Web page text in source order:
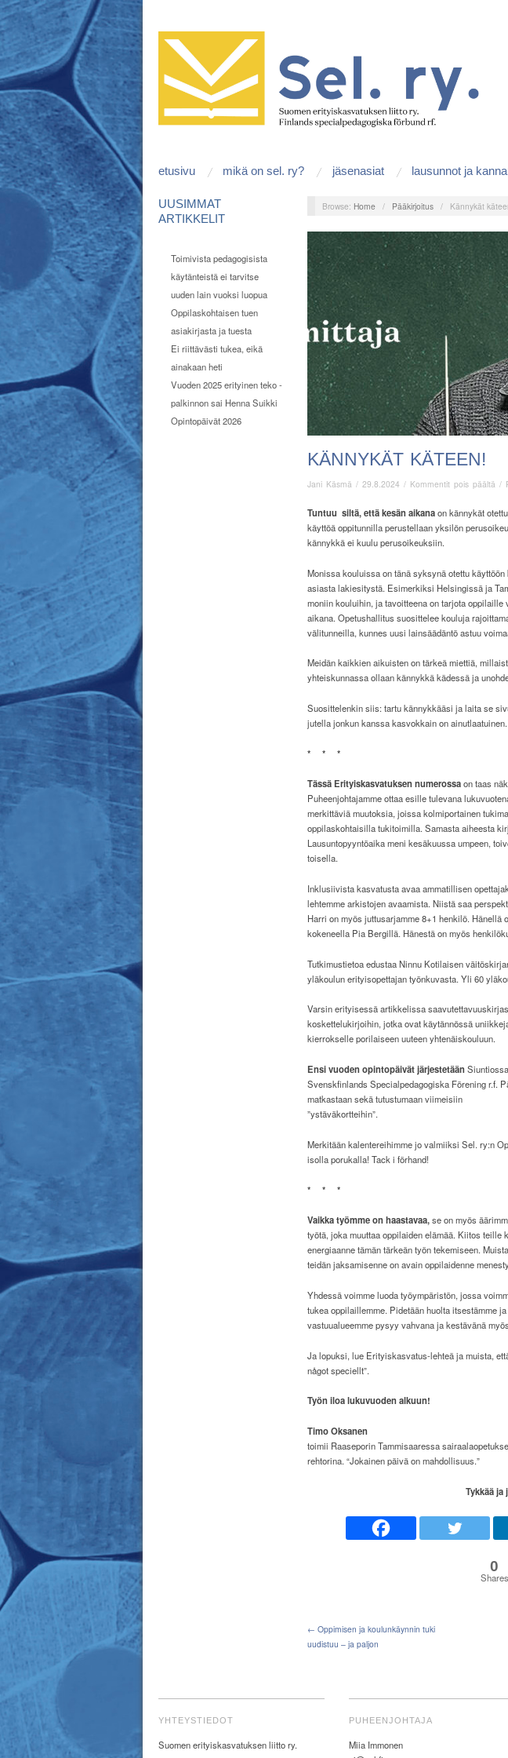
etusivu mikä on sel. ry? jäsenasiat lausunnot ja
UUSIMMAT
ARTIKKELIT
Toimivista pedagogisista
käytänteistä ei tarvitse
uuden lain vuoksi luopua
Oppilaskohtaisen tuen
asiakirjasta ja tuesta
Ei riittävästi tukea, eikä
ainakaan heti
Vuoden 2025 erityinen teko -
palkinnon sai Henna Suikki
Opintopäivät 2026
Browse: Home / Pääkirjoitus / Kännykät
KÄNNYKÄT KÄTEEN!
Jani Käsmä / 29.8.2024 / Kommentit pois päältä /
Tuntuu siltä, että kesän aikanaon kännykät
käyttöä oppitunnilla perustellaan yksilön
kännykkä ei kuulu perusoikeuksiin.
Monissa kouluissa on tänä syksynä otettu
asiasta lakiesitystä. Esimerkiksi Helsingissä ja
moniin kouluihin, ja tavoitteena on tarjota
aikana. Opetushallitus suosittelee kouluja
välitunneilla, kunnes uusi lainsäädäntö astuu
Meidän kaikkien aikuisten on tärkeä miettiä,
yhteiskunnassa ollaan kännykkä kädessä ja
Suosittelenkin siis: tartu kännykkääsi ja laita se
jutella jonkun kanssa kasvokkain on
* * *
Tässä Erityiskasvatuksen numerossaon taas
Puheenjohtajamme ottaa esille tulevana
merkittäviä muutoksia, joissa kolmiportainen
oppilaskohtaisilla tukitoimilla. Samasta aiheesta
Lausuntopyyntöaika meni kesäkuussa umpeen,
toisella.
Inklusiivista kasvatusta avaa ammatillisen
lehtemme arkistojen avaamista. Niistä saa
Harri on myös juttusarjamme 8+1 henkilö. Hänellä
kokeneella Pia Bergillä. Hänestä on myös
Tutkimustietoa edustaa Ninnu Kotilaisen
yläkoulun erityisopettajan työnkuvasta. Yli 60
Varsin erityisessä artikkelissa
koskettelukirjoihin, jotka ovat käytännössä
kierrokselle porilaiseen uuteen yhtenäiskouluun.
Ensi vuoden opintopäivät järjestetään
Svenskfinlands Specialpedagogiska Förening r.f.
matkastaan sekä tutustumaan viimeisiin
”ystäväkortteihin”.
Merkitään kalentereihimme jo valmiiksi Sel. ry:n
isolla porukalla! Tack i förhand!
* * *
Vaikka työmme on haastavaa,se on myös
työtä, joka muuttaa oppilaiden elämää. Kiitos teille
energiaanne tämän tärkeän työn tekemiseen.
teidän jaksamisenne on avain oppilaidenne
Yhdessä voimme luoda työympäristön, jossa
tukea oppilaillemme. Pidetään huolta itsestämme
vastuualueemme pysyy vahvana ja kestävänä
Ja lopuksi, lue Erityiskasvatus-lehteä ja muista,
något speciellt”.
Työn iloalukuvuoden alkuun!
Timo Oksanen
toimii Raaseporin Tammisaaressa
rehtorina. “Jokainen päivä on mahdollisuus.”
Tykkää ja
0
Shares
← Oppimisen ja koulunkäynnin tuki
uudistuu – ja paljon
YHTEYSTIEDOT
Suomen erityiskasvatuksen liitto ry.
PUHEENJOHTAJA
Miia Immonen